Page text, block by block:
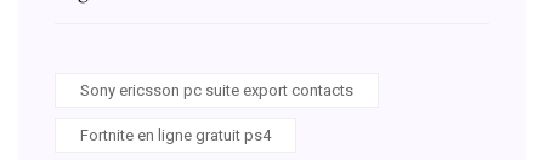
Sony ericsson pc suite export contacts
Fortnite en ligne gratuit ps4